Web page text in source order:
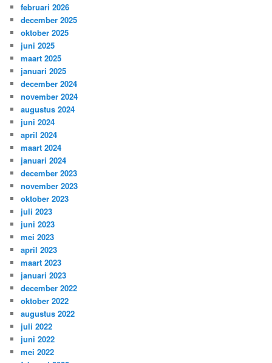
februari 2026
december 2025
oktober 2025
juni 2025
maart 2025
januari 2025
december 2024
november 2024
augustus 2024
juni 2024
april 2024
maart 2024
januari 2024
december 2023
november 2023
oktober 2023
juli 2023
juni 2023
mei 2023
april 2023
maart 2023
januari 2023
december 2022
oktober 2022
augustus 2022
juli 2022
juni 2022
mei 2022